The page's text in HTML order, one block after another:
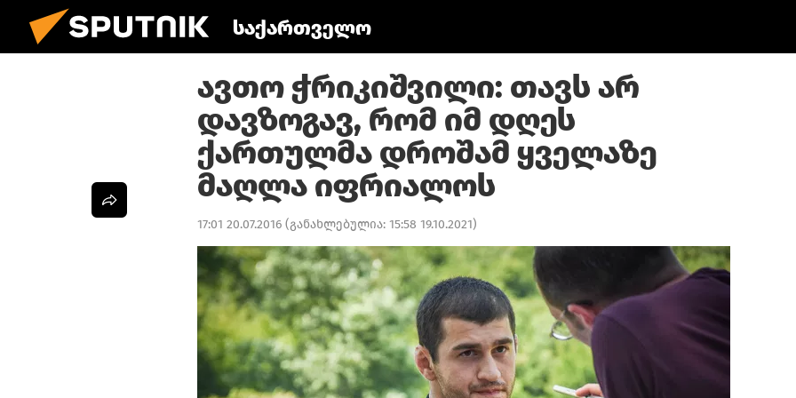
საქართველო
ავთო ჭრიკიშვილი: თავს არ
დავზოგავ, რომ იმ დღეს
ქართულმა დროშამ ყველაზე
მაღლა იფრიალოს
17:01 20.07.2016 (განახლებულია: 15:58 19.10.2021)